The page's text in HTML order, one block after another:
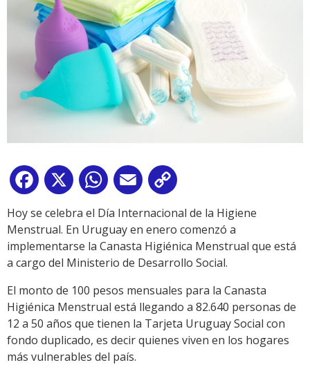
Facebook
X WhatsApp
Email
Link
Hoy se celebra el Día Internacional de la Higiene
Menstrual. En Uruguay en enero comenzó a
implementarse la Canasta Higiénica Menstrual que está
a cargo del Ministerio de Desarrollo Social.
El monto de 100 pesos mensuales para la Canasta
Higiénica Menstrual está llegando a 82.640 personas de
12 a 50 años que tienen la Tarjeta Uruguay Social con
fondo duplicado, es decir quienes viven en los hogares
más vulnerables del país.